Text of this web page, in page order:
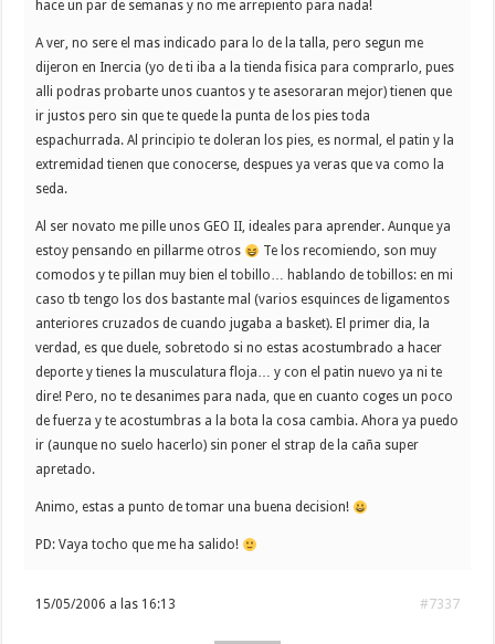
hace un par de semanas y no me arrepiento para nada!
A ver, no sere el mas indicado para lo de la talla, pero segun me
dijeron en Inercia (yo de ti iba a la tienda fisica para comprarlo, pues
alli podras probarte unos cuantos y te asesoraran mejor) tienen que
ir justos pero sin que te quede la punta de los pies toda
espachurrada. Al principio te doleran los pies, es normal, el patin y la
extremidad tienen que conocerse, despues ya veras que va como la
seda.
Al ser novato me pille unos GEO II, ideales para aprender. Aunque ya
estoy pensando en pillarme otros
Te los recomiendo, son muy
comodos y te pillan muy bien el tobillo… hablando de tobillos: en mi
caso tb tengo los dos bastante mal (varios esquinces de ligamentos
anteriores cruzados de cuando jugaba a basket). El primer dia, la
verdad, es que duele, sobretodo si no estas acostumbrado a hacer
deporte y tienes la musculatura floja… y con el patin nuevo ya ni te
dire! Pero, no te desanimes para nada, que en cuanto coges un poco
de fuerza y te acostumbras a la bota la cosa cambia. Ahora ya puedo
ir (aunque no suelo hacerlo) sin poner el strap de la caña super
apretado.
Animo, estas a punto de tomar una buena decision!
PD: Vaya tocho que me ha salido!
15/05/2006 a las 16:13 #7337